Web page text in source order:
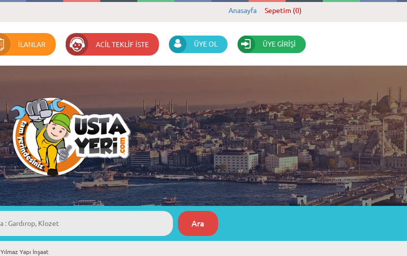
Anasayfa Sepetim (0)
İLANLAR ACİL TEKLİF İSTE ÜYE OL ÜYE GİRİŞİ
Yılmaz Yapı İnşaat